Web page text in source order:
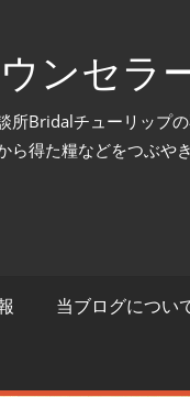
ンセラ
所Bridalチューリップ
ら得た糧などをつぶや
当ブログについ